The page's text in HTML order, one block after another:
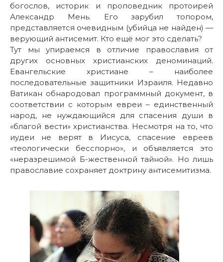
богослов, историк и проповедник протоирей
Александр Мень. Его зарубил топором,
представляется очевидным (убийца не найден) —
верующий антисемит. Кто ещё мог это сделать?
Тут мы упираемся в отличие православия от
других основных христианских деноминаций.
Евангельские христиане – наиболее
последовательные защитники Израиля. Недавно
Ватикан обнародовал программный документ, в
соответствии с которым евреи – единственный
народ, не нуждающийся для спасения души в
«благой вести» христианства. Несмотря на то, что
иудеи не верят в Иисуса, спасение евреев
«теологически бесспорно», и объявляется это
«неразрешимой Б-жественной тайной». Но лишь
православие сохраняет доктрину антисемитизма.